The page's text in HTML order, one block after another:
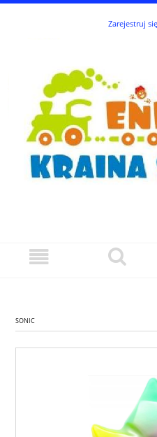
Zarejestruj się
SONIC